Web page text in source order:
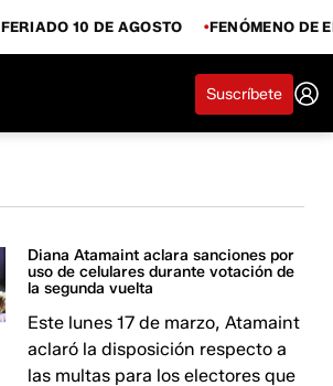
FERIADO 10 DE AGOSTO FENÓMENO DE
Suscríbete
Diana Atamaint aclara sanciones por
uso de celulares durante votación de
la segunda vuelta
Este lunes 17 de marzo, Atamaint
aclaró la disposición respecto a
las multas para los electores que